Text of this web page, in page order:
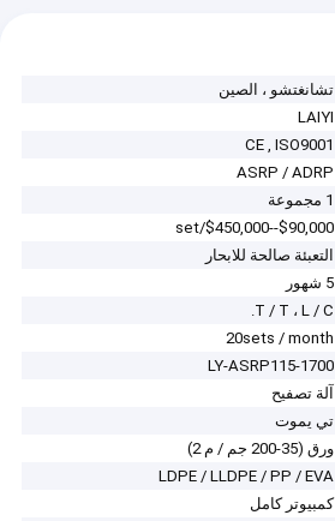
تشانغتشو ، الصين
LAIYI
CE , ISO9001
ASRP / ADRP
1 مجموعة
$90,000--$450,000/set
التعبئة صالحة للابحار
5 شهور
T / T ، L / C.
20sets / month
LY-ASRP115-1700
آلة تصفيح
تي يموت
ورق (35-200 جم / م 2)
LDPE / LLDPE / PP / EVA
كمبيوتر كامل